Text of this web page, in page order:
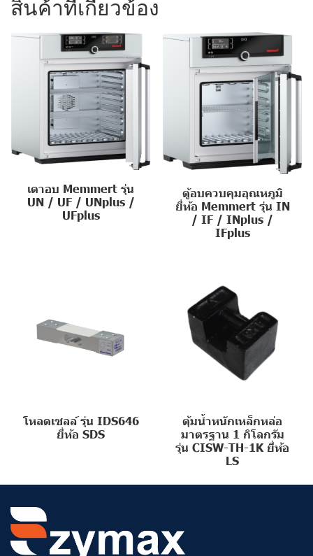
สินค้าที่เกี่ยวข้อง
เตาอบ Memmert รุ่น
UN / UF / UNplus /
UFplus
ตู้อบควบคุมอุณหภูมิ
ยี่ห้อ Memmert รุ่น IN
/ IF / INplus /
IFplus
โหลดเซลล์ รุ่น IDS646
ยี่ห้อ SDS
ตุ้มน้ำหนักเหล็กหล่อ
มาตรฐาน 1 กิโลกรัม
รุ่น CISW-TH-1K ยี่ห้อ
LS